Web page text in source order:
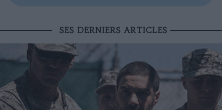
SES DERNIERS ARTICLES